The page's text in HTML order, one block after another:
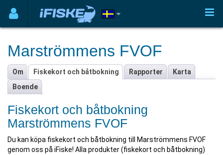
Marströmmens FVOF
Om Fiskekort och båtbokning Rapporter
Karta
Boende
Fiskekort och båtbokning
Marströmmens FVOF
Du kan köpa fiskekort och båtbokning till Marströmmens FVOF
genom oss på iFiske! Alla produkter (fiskekort och båtbokning)